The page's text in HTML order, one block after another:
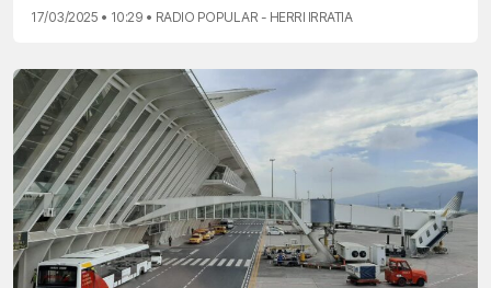
17/03/2025 • 10:29 • RADIO POPULAR - HERRI IRRATIA